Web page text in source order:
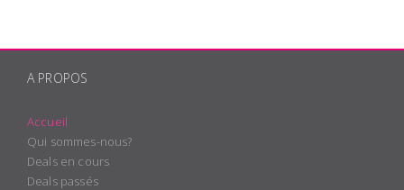
A PROPOS
Accueil
Qui sommes-nous?
Deals en cours
Deals passés